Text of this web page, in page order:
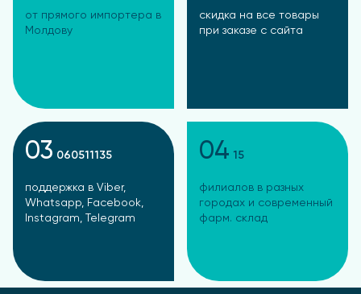
от прямого импортера в
Молдову
скидка на все товары
при заказе с сайта
03 060511135
поддержка в Viber,
Whatsapp, Facebook,
Instagram, Telegram
04 15
филиалов в разных
городах и современный
фарм. склад